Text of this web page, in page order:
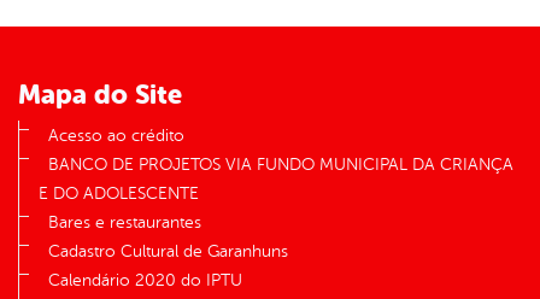
Mapa do Site
Acesso ao crédito
BANCO DE PROJETOS VIA FUNDO MUNICIPAL DA CRIANÇA
E DO ADOLESCENTE
Bares e restaurantes
Cadastro Cultural de Garanhuns
Calendário 2020 do IPTU